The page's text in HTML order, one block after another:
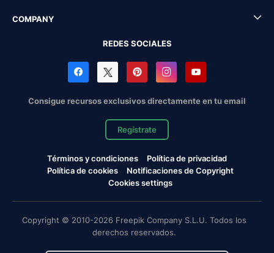
COMPANY
REDES SOCIALES
Consigue recursos exclusivos directamente en tu email
Regístrate
Términos y condiciones
Política de privacidad
Política de cookies
Notificaciones de Copyright
Cookies settings
Copyright © 2010-2026 Freepik Company S.L.U. Todos los
derechos reservados.